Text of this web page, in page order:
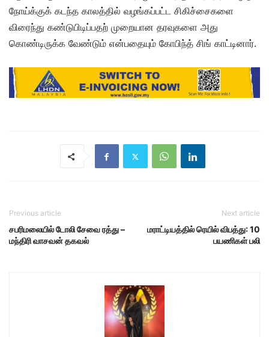
நோய்க்குக் கடந்த காலத்தில் வழங்கப்பட்ட சிகிச்சைகளை
விரைந்து கண்டுபிடிப்பதற் முறையான தரவுகளை அது
கொண்டிருக்க வேண்டும் என்பதையும் கோபிந்த் சிங் காட்டினார்.
Previous article
சபரிமலையில் டோலி சேவை ரத்து –
மந்திரி வாசவன் தகவல்
Next article
மராட்டியத்தில் ரெயில் விபத்து: 10
பயணிகள் பலி